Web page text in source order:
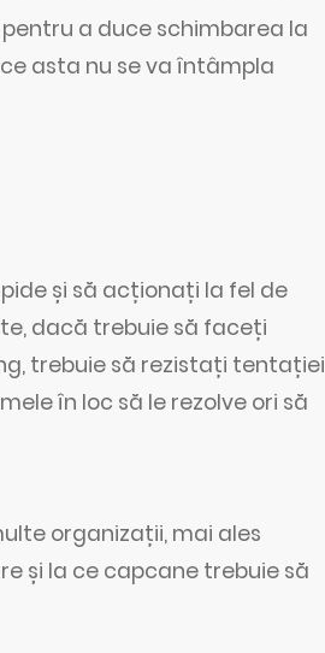
a duce schimbarea la
asta nu se va întâmpla
și să acționați la fel de
dacă trebuie să faceți
trebuie să rezistați tentației
în loc să le rezolve ori să
organizații, mai ales
și la ce capcane trebuie să